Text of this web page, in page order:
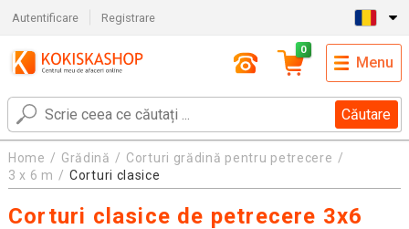
Autentificare Registrare
Căutare
0
Menu
Home Grădină
Corturi grădină pentru petrecere
3 x 6 m
Corturi clasice
Corturi clasice de petrecere 3x6